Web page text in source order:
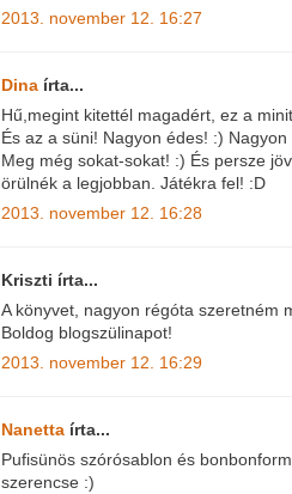
2013. november 12. 16:27
Dina írta...
Hű,megint kitettél magadért, ez a
És az a süni! Nagyon édes! :)
Meg még sokat-sokat! :) És persze
örülnék a legjobban. Játékra fel! :D
2013. november 12. 16:28
Kriszti írta...
A könyvet, nagyon régóta szeretném
Boldog blogszülinapot!
2013. november 12. 16:29
Nanetta írta...
Pufisünös szórósablon és
szerencse :)